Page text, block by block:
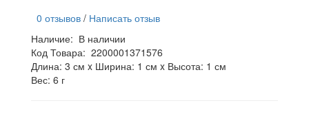
0 отзывов / Написать отзыв
Наличие: В наличии
Код Товара: 2200001371576
Длина: 3 см x Ширина: 1 см x Высота: 1 см
Вес: 6 г